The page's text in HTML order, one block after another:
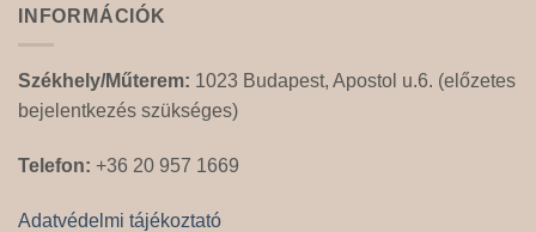
INFORMÁCIÓK
Székhely/Műterem: 1023 Budapest, Apostol u.6. (előzetes
bejelentkezés szükséges)
Telefon: +36 20 957 1669
Adatvédelmi tájékoztató